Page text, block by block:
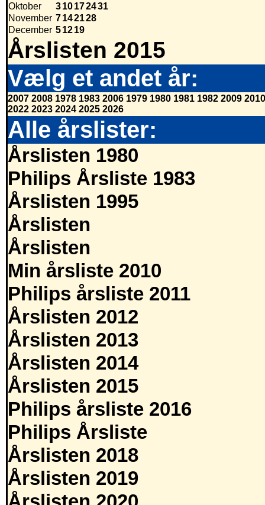
Oktober
310172431
November 7142128
December 51219
Årslisten 2015
Vælg et andet år:
2007 2008 1978 1983 2006 1979 1980 1981 1982 2009 2010
2022 2023 2024 2025 2026
Alle årslister:
Årslisten 1980
Philips Årsliste 1983
Årslisten 1995
Årslisten
Årslisten
Min årsliste 2010
Philips årsliste 2011
Årslisten 2012
Årslisten 2013
Årslisten 2014
Årslisten 2015
Philips årsliste 2016
Philips Årsliste
Årslisten 2018
Årslisten 2019